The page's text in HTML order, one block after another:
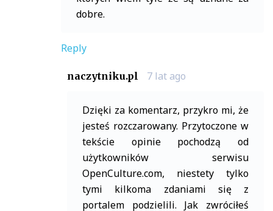
dobre.
Reply
naczytniku.pl 7 lat ago
Dzięki za komentarz, przykro mi, że
jesteś rozczarowany. Przytoczone w
tekście opinie pochodzą od
użytkowników serwisu
OpenCulture.com, niestety tylko
tymi kilkoma zdaniami się z
portalem podzielili. Jak zwróciłeś